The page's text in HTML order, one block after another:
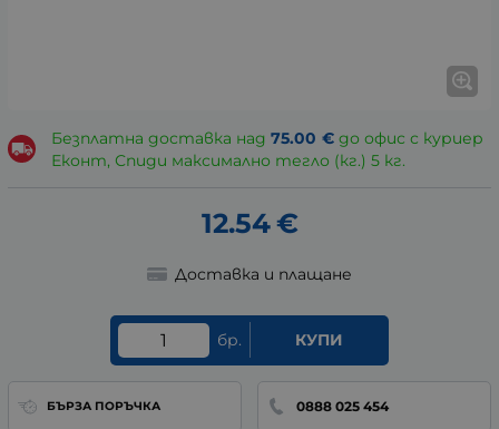
Безплатна доставка над 75.00 €до офис с куриер
Еконт, Спиди максимално тегло (кг.) 5 кг.
12.54€
Доставка и плащане
бр. КУПИ
БЪРЗА ПОРЪЧКА 0888 025 454